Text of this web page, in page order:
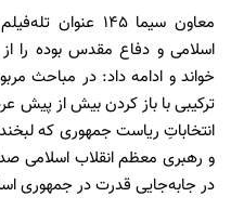
اسلامی و دفاع مقدس بوده را
خواند و ادامه داد: در مباحث
ترکیبی با باز کردن بیش از پیش
انتخاباتِ ریاست جمهوری که
و رهبری معظم انقلاب اسلامی
در جابه‌جایی قدرت در جمهوری